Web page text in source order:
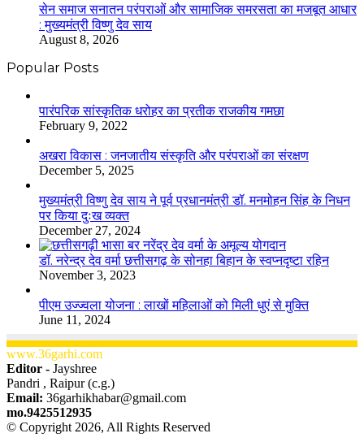
सेन समाज सनातन परंपराओं और सामाजिक समरसता का मजबूत आधार
: मुख्यमंत्री विष्णु देव साय
August 8, 2026
Popular Posts
​​​​​​​पारंपरिक सांस्कृतिक धरोहर का प्रतीक राजकीय गमछा
February 9, 2022
अखरा विकास : जनजातीय संस्कृति और परंपराओं का संरक्षण
December 5, 2025
मुख्यमंत्री विष्णु देव साय ने पूर्व प्रधानमंत्री डॉ. मनमोहन सिंह के निधन
पर किया दुःख व्यक्त
December 27, 2024
डॉ. नरेन्द्र देव वर्मा छत्तीसगढ़ के सोनहा बिहान के स्वप्नदृष्टा रहिन
November 3, 2023
पीएम उज्ज्वला योजना : लाखों महिलाओं को मिली धुएं से मुक्ति
June 11, 2024
www.36garhi.com
Editor - Jayshree
Pandri , Raipur (c.g.)
Email: 36garhikhabar@gmail.com
mo.9425512935
© Copyright 2026, All Rights Reserved